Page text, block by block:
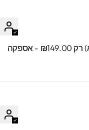
אליאס אדום במבצע ענק! (המשחק המלא) רק ₪149.00 - אספקה